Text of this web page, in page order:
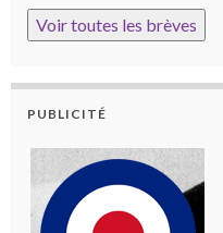
Voir toutes les brèves
PUBLICITÉ